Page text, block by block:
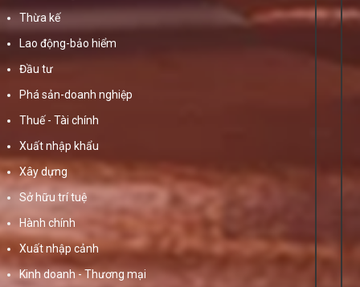
Thừa kế
Lao động-bảo hiểm
Đầu tư
Phá sản-doanh nghiệp
Thuế - Tài chính
Xuất nhập khẩu
Xây dựng
Sở hữu trí tuệ
Hành chính
Xuất nhập cảnh
Kinh doanh - Thương mại